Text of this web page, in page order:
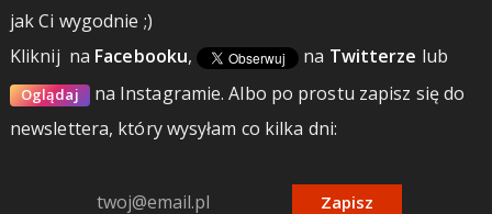
jak Ci wygodnie ;)
Kliknij na Facebooku, na Twitterze lub
Oglądaj na Instagramie.Albo po prostu zapisz się do
newslettera, który wysyłam co kilka dni:
Zapisz